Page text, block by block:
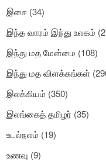
இசை (34)
இந்த வாரம் இந்து உலகம்
இந்து மத மேன்மை (108)
இந்து மத விளக்கங்கள்
இலக்கியம் (350)
இலங்கைத் தமிழர் (35)
உடல்நலம் (19)
உணவு (9)